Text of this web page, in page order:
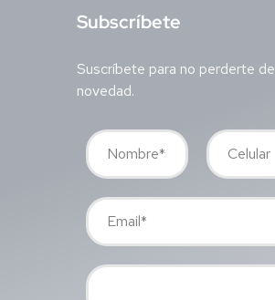
Subscríbete
Suscríbete para no perderte
novedad.